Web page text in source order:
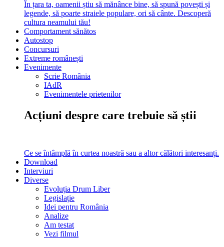
În țara ta, oamenii știu să mănânce bine, să spună povești și
legende, să poarte straiele populare, ori să cânte. Descoperă
cultura neamului tău!
Comportament sănătos
Autostop
Concursuri
Extreme românești
Evenimente
Scrie România
IAdR
Evenimentele prietenilor
Acțiuni despre care trebuie să știi
Ce se întâmplă în curtea noastră sau a altor călători interesanți.
Download
Interviuri
Diverse
Evoluția Drum Liber
Legislație
Idei pentru România
Analize
Am testat
Vezi filmul